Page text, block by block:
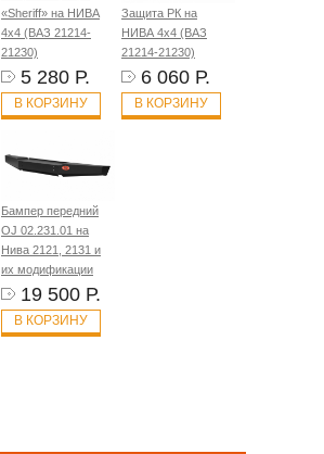
«Sheriff» на НИВА
4x4 (ВАЗ 21214-
21230)
5 280 Р.
В КОРЗИНУ
Защита РК на
НИВА 4x4 (ВАЗ
21214-21230)
6 060 Р.
В КОРЗИНУ
Бампер передний
OJ 02.231.01 на
Нива 2121, 2131 и
их модификации
19 500 Р.
В КОРЗИНУ